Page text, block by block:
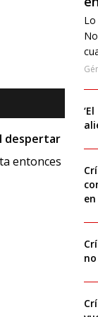
despertar
entonces